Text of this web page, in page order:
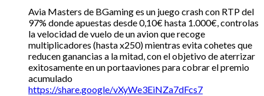
Avia Masters de BGaming es un juego crash con RTP del
97% donde apuestas desde 0,10€ hasta 1.000€, controlas
la velocidad de vuelo de un avion que recoge
multiplicadores (hasta x250) mientras evita cohetes que
reducen ganancias a la mitad, con el objetivo de aterrizar
exitosamente en un portaaviones para cobrar el premio
acumulado
https://share.google/vXyWe3EiNZa7dFcs7